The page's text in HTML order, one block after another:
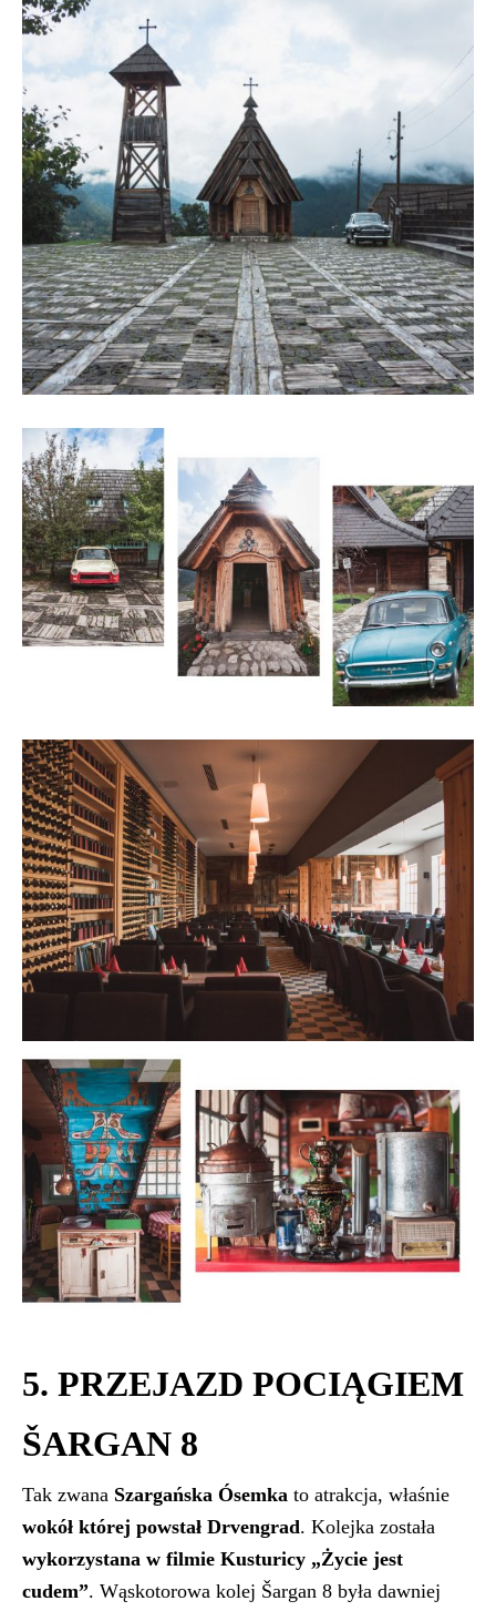
5. PRZEJAZD POCIĄGIEM
ŠARGAN 8
Tak zwana Szargańska Ósemka to atrakcja, właśnie
wokół której powstał Drvengrad. Kolejka została
wykorzystana w filmie Kusturicy „Życie jest
cudem”. Wąskotorowa kolej Šargan 8 była dawniej